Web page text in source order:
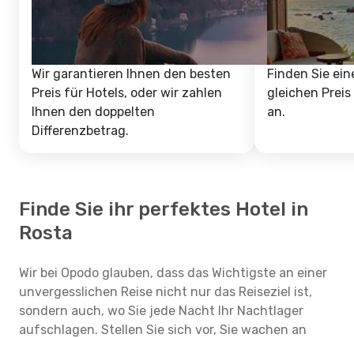
Wir garantieren Ihnen den besten
Preis für Hotels, oder wir zahlen
Ihnen den doppelten
Differenzbetrag.
Finden Sie
gleichen
an.
Finde Sie ihr perfektes Hotel in
Rosta
Wir bei Opodo glauben, dass das Wichtigste an einer
unvergesslichen Reise nicht nur das Reiseziel ist,
sondern auch, wo Sie jede Nacht Ihr Nachtlager
aufschlagen. Stellen Sie sich vor, Sie wachen an